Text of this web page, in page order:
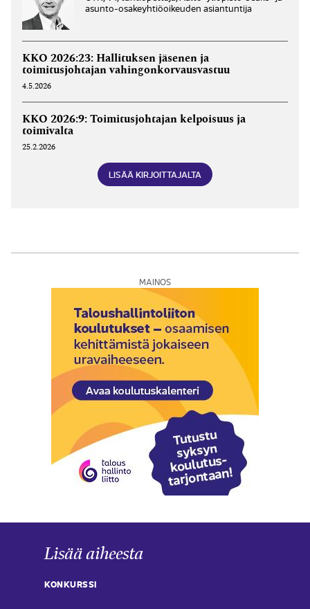
asunto-osakeyhtiöoikeuden asiantuntija
KKO 2026:23: Hallituksen jäsenen ja
toimitusjohtajan vahingonkorvausvastuu
4.5.2026
KKO 2026:9: Toimitusjohtajan kelpoisuus ja
toimivalta
25.2.2026
LISÄÄ KIRJOITTAJALTA
MAINOS
Lisää aiheesta
KONKURSSI